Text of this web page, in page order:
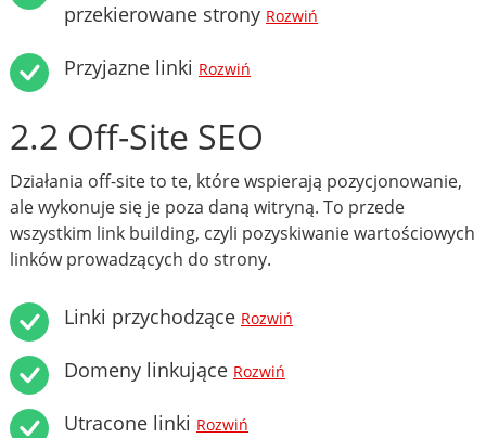
przekierowane strony Rozwiń
Przyjazne linki Rozwiń
2.2 Off-Site SEO
Działania off-site to te, które wspierają pozycjonowanie,
ale wykonuje się je poza daną witryną. To przede
wszystkim link building, czyli pozyskiwanie wartościowych
linków prowadzących do strony.
Linki przychodzące Rozwiń
Domeny linkujące Rozwiń
Utracone linki Rozwiń